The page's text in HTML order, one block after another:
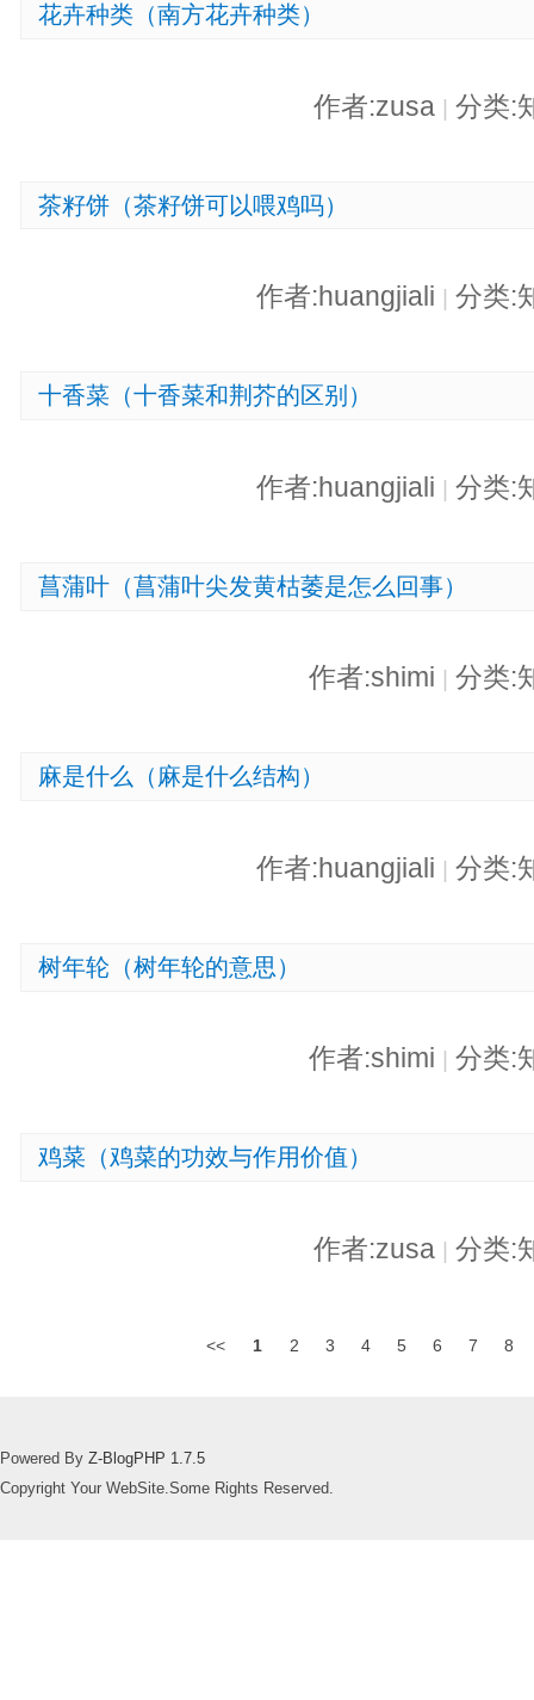
花卉种类（南方花卉种类）
作者:zusa | 分类:
茶籽饼（茶籽饼可以喂鸡吗）
作者:huangjiali 分类:
十香菜（十香菜和荆芥的区别）
作者:huangjiali | 分类:
菖蒲叶（菖蒲叶尖发黄枯萎是怎么回事）
作者:shimi 分类:
麻是什么（麻是什么结构）
作者:huangjiali | 分类:
树年轮（树年轮的意思）
作者:shimi 分类:
鸡菜（鸡菜的功效与作用价值）
作者:zusa | 分类:
<< 1 2 3 4 5 6 7 8
Powered By Z-BlogPHP 1.7.5
Copyright Your WebSite.Some Rights Reserved.